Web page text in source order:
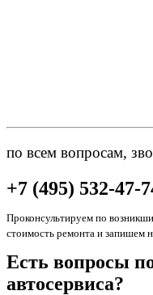
по всем вопросам,
+7 (495) 532-47-
Проконсультируем по
стоимость ремонта и запишем
Есть вопросы
автосервиса?